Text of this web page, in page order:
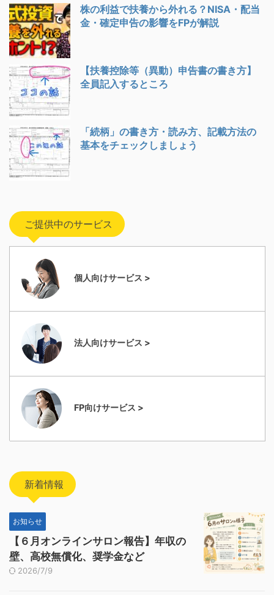
株の利益で扶養から外れる？NISA・配当
金・確定申告の影響をFPが解説
【扶養控除等（異動）申告書の書き方】
全員記入するところ
「続柄」の書き方・読み方、記載方法の
基本をチェックしましょう
ご提供中のサービス
個人向けサービス >
法人向けサービス >
FP向けサービス >
新着情報
お知らせ
【６月オンラインサロン報告】年収の
壁、高校無償化、奨学金など
2026/7/9